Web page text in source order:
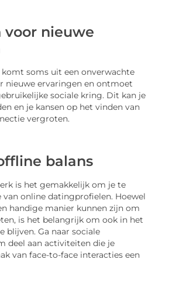
voor nieuwe
soms uit een onverwachte
nieuwe ervaringen en ontmoet
sociale kring. Dit kan je
en je kansen op het vinden van
vergroten.
balans
is het gemakkelijk om je te
van online datingprofielen. Hoewel
handige manier kunnen zijn om
is het belangrijk om ook in het
blijven. Ga naar sociale
deel aan activiteiten die je
van face-to-face interacties een